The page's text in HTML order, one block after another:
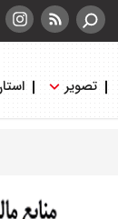
تصویر